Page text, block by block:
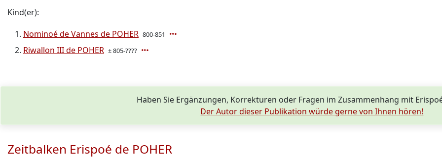
Kind(er):
Nominoé de Vannes de POHER 800-851
Riwallon III de POHER ± 805-????
Haben Sie Ergänzungen, Korrekturen oder Fragen im Zusammenhang mit Erispoé
Der Autor dieser Publikation würde gerne von Ihnen hören!
Zeitbalken Erispoé de POHER